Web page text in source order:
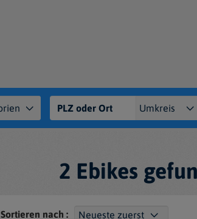
2 Ebikes
Sortieren nach :